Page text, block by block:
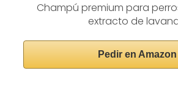
Champú premium para
extracto de
Pedir en Amazon